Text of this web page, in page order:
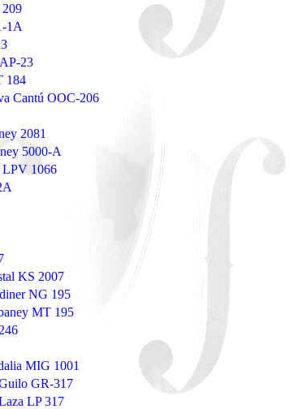
1A
23
184
Cantú OOC-206
2081
5000-A
LPV 1066
KS 2007
NG 195
MT 195
MIG 1001
GR-317
LP 317